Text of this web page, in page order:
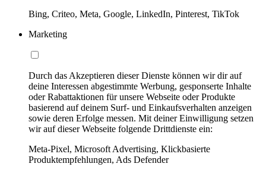
Bing, Criteo, Meta, Google, LinkedIn, Pinterest, TikTok
Marketing
Durch das Akzeptieren dieser Dienste können wir dir auf
deine Interessen abgestimmte Werbung, gesponserte Inhalte
oder Rabattaktionen für unsere Webseite oder Produkte
basierend auf deinem Surf- und Einkaufsverhalten anzeigen
sowie deren Erfolge messen. Mit deiner Einwilligung setzen
wir auf dieser Webseite folgende Drittdienste ein:
Meta-Pixel, Microsoft Advertising, Klickbasierte
Produktempfehlungen, Ads Defender